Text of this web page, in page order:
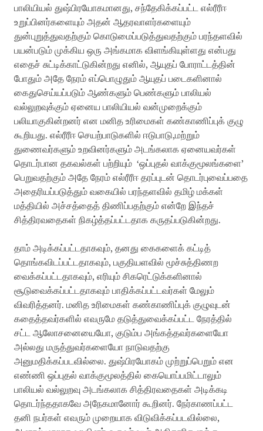
பாலியியல் துஷ்பிரயோகமானது, சந்தேகிக்கப்பட்ட எல்ரீரீஈ
உறுப்பினர்களையும் அதன் ஆதரவாளர்களையும்
துன்புறுத்துவதற்கும் கொடுமைப்படுத்துவதற்கும் பரந்தளவில்
பயன்படும் முக்கிய ஒரு அங்கமாக விளங்கியுள்ளது என்பது
எதைச் சுட்டிக்காட்டுகின்றது எனில், ஆயுதப் போராட்டத்தின்
போதும் அதே நேரம் எப்பொழுதும் ஆயுதப் படைகளினால்
கைதுசெய்யப்படும் ஆண்களும் பெண்களும் பாலியல்
வல்லுறவுக்கும் ஏனைய பாலியியல் வன்முறைக்கும்
பலியாகுகின்றனர் என மனித உரிமைகள் கண்காணிப்புக் குழு
கூறியது. எல்ரீரீஈ செயற்பாடுகளில் ஈடுபாடு,மற்றும்
துணைவர்களும் உறவினர்களும் அடங்கலாக ஏனையவர்கள்
தொடர்பான தகவல்கள் பற்றியும் ‘ஒப்புதல் வாக்குமூலங்களை’
பெறுவதற்கும் அதே நேரம் எல்ரீரீஈ தரப்புடன் தொடர்புவைப்பதை
அதைரியப்படுத்தும் வகையில் பரந்தளவில் தமிழ் மக்கள்
மத்தியில் அச்சத்தைத் திணிப்பதற்கும் என்றே இந்தச்
சித்திரவதைகள் நிகழ்த்தப்பட்டதாக கருதப்படுகின்றது.
தாம் அடிக்கப்பட்டதாகவும், தனது கைகளைக் கட்டித்
தொங்கவிடப்பட்டதாகவும், பகுதியளவில் மூச்சுத்திணற
வைக்கப்பட்டதாகவும், எரியும் சிகரெட்டுக்களினால்
சூடுவைக்கப்பட்டதாகவும் பாதிக்கப்பட்டவர்கள் மேலும்
விவரித்தனர். மனித உரிமைகள் கண்காணிப்புக் குழுவுடன்
கதைத்தவர்களில் எவருமே தடுத்துவைக்கப்பட்ட நேரத்தில்
சட்ட ஆலோசனையையோ, குடும்ப அங்கத்தவர்களையோ
அல்லது மருத்துவர்களையோ நாடுவதற்கு
அனுமதிக்கப்படவில்லை. துஷ்பிரயோகம் முற்றுப்பெறும் என
எண்ணி ஒப்புதல் வாக்குமூலத்தில் கையொப்பமிட்டாலும்
பாலியல் வல்லுறவு அடங்கலாக சித்திரவதைகள் அடிக்கடி
தொடர்ந்ததாகவே அநேகமானோர் கூறினர். நேர்காணப்பட்ட
தனி நபர்கள் எவரும் முறையாக விடுவிக்கப்படவில்லை,